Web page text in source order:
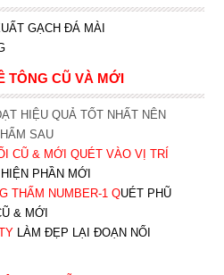
GẠCH ĐÁ MÀI
TÔNG CŨ VÀ MỚI
HIỆU QUẢ TỐT NHẤT NÊN
SAU
CŨ & MỚI QUÉT VÀO VỊ TRÍ
PHẦN MỚI
THẤM NUMBER-1QUÉT PHŨ
& MỚI
LÀM ĐẸP LẠI ĐOẠN NỐI